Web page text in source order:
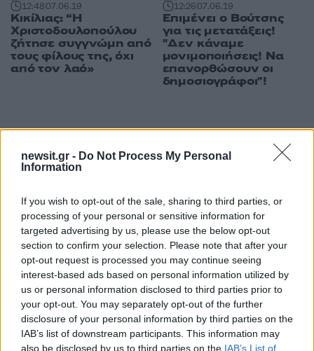
newsit.gr - Do Not Process My Personal
Information
If you wish to opt-out of the sale, sharing to third parties, or
processing of your personal or sensitive information for
targeted advertising by us, please use the below opt-out
section to confirm your selection. Please note that after your
opt-out request is processed you may continue seeing
interest-based ads based on personal information utilized by
us or personal information disclosed to third parties prior to
your opt-out. You may separately opt-out of the further
disclosure of your personal information by third parties on the
IAB’s list of downstream participants. This information may
also be disclosed by us to third parties on the IAB’s List of
12:4807.06.19
Κικίλιας: “Η
Χριστοδουλοπούλου
ζήτησε συγγνώμη από
τους φίλους της, όχι
από τον λαό»
12:2607.06.19
Επιμένει ο Βούτσης
για τις μετατάξεις!
"Δεν κάναμε
μονιμοποιήσεις! Να
επανορθώσουν οι
δημοσιογράφοι"!
ΔΙΑΦΗΜΙΣΗ